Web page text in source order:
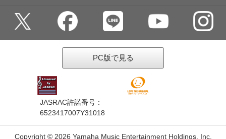
PC版で見る
JASRAC許諾番号：
6523417007Y31018
Copyright © 2026 Yamaha Music Entertainment Holdings, Inc.